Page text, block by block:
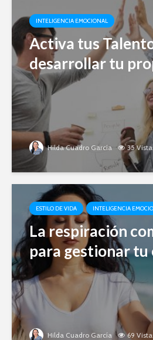
INTELIGENCIA EMOCIONAL
Activa tus
desarrollar tu
Hilda Cuadro García 35
ESTILO DE VIDA INTELIGENCIA
La respiración
para gestionar tu
Hilda Cuadro García 69